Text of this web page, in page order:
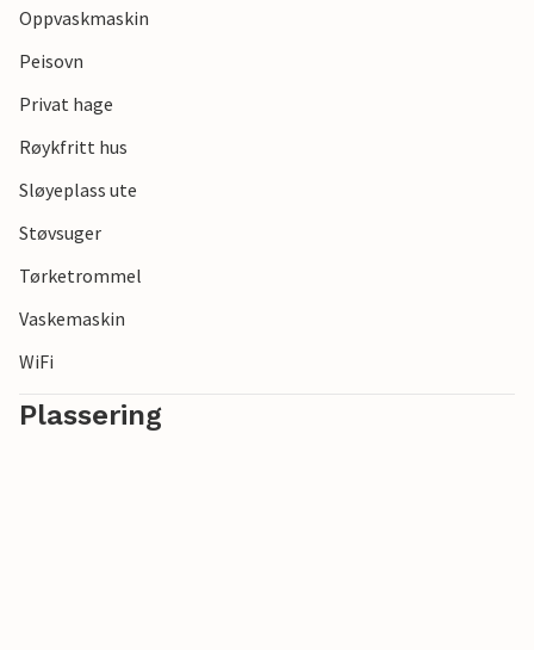
Oppvaskmaskin
Peisovn
Privat hage
Røykfritt hus
Sløyeplass ute
Støvsuger
Tørketrommel
Vaskemaskin
WiFi
Plassering